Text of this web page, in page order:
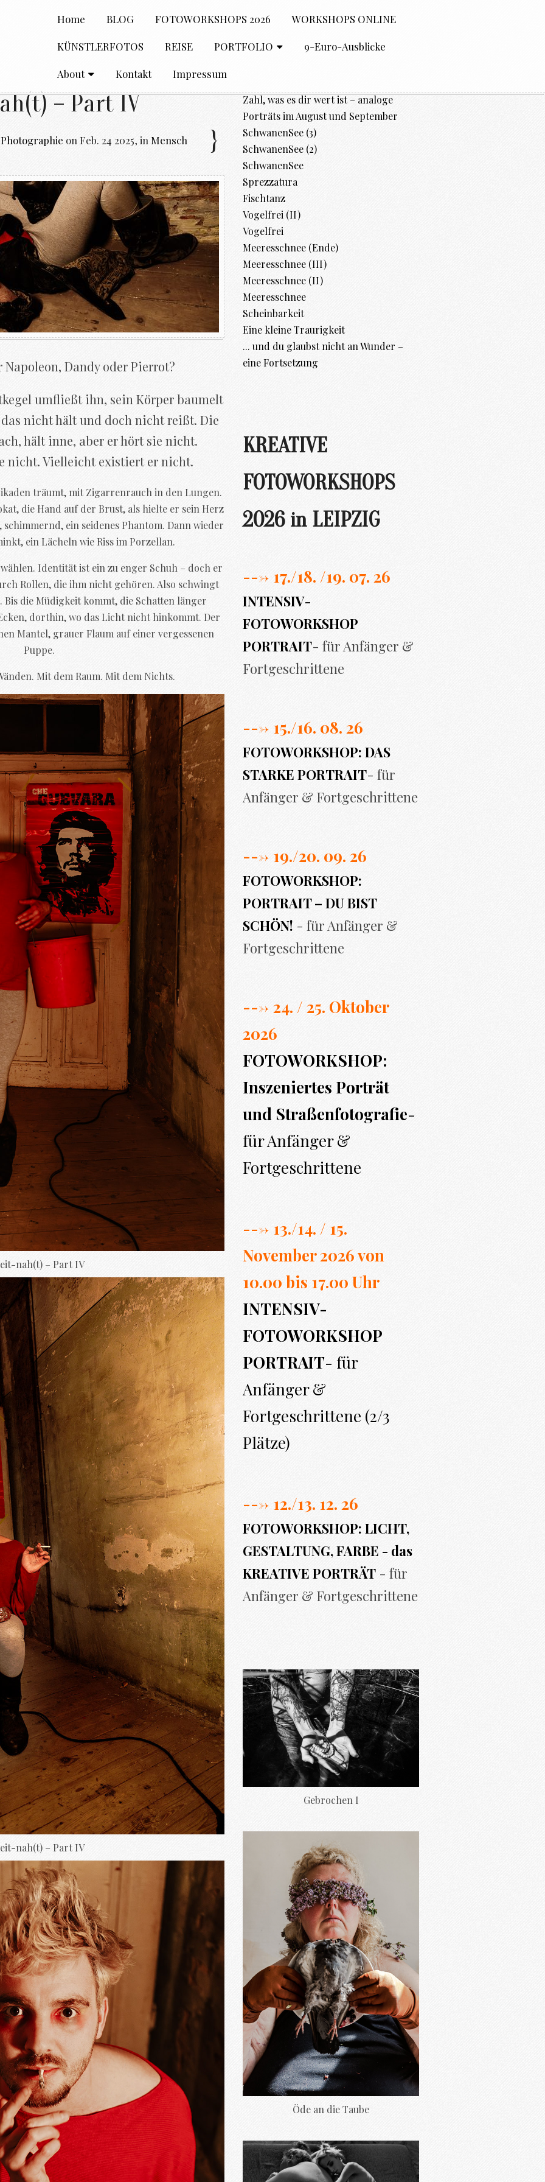
Home BLOG FOTOWORKSHOPS 2026 WORKSHOPS ONLINE
KÜNSTLERFOTOS REISE PORTFOLIO 9-Euro-Ausblicke
About Kontakt Impressum
– Part IV
on Feb. 24 2025, in Mensch
Napoleon, Dandy oder Pierrot?
umfließt ihn, sein Körper baumelt
nicht hält und doch nicht reißt. Die
hält inne, aber er hört sie nicht.
nicht. Vielleicht existiert er nicht.
träumt, mit Zigarrenrauch in den Lungen.
die Hand auf der Brust, als hielte er sein Herz
ein seidenes Phantom. Dann wieder
ein Lächeln wie Riss im Porzellan.
Identität ist ein zu enger Schuh – doch er
Rollen, die ihm nicht gehören. Also schwingt
Bis die Müdigkeit kommt, die Schatten länger
dorthin, wo das Licht nicht hinkommt. Der
Mantel, grauer Flaum auf einer vergessenen
Puppe.
Mit dem Raum. Mit dem Nichts.
nah(t) – Part IV
nah(t) – Part IV
Zahl, was es dir wert ist – analoge
Porträts im August und September
SchwanenSee (3)
SchwanenSee (2)
SchwanenSee
Sprezzatura
Fischtanz
Vogelfrei (II)
Vogelfrei
Meeresschnee (Ende)
Meeresschnee (III)
Meeresschnee (II)
Meeresschnee
Scheinbarkeit
Eine kleine Traurigkeit
... und du glaubst nicht an Wunder –
eine Fortsetzung
KREATIVE
FOTOWORKSHOPS
2026 in LEIPZIG
---> 17./18. /19. 07. 26
INTENSIV-
FOTOWORKSHOP
PORTRAIT- für Anfänger &
Fortgeschrittene
---> 15./16. 08. 26
FOTOWORKSHOP: DAS
STARKE PORTRAIT- für
Anfänger & Fortgeschrittene
---> 19./20. 09. 26
FOTOWORKSHOP:
PORTRAIT – DU BIST
SCHÖN! - für Anfänger &
Fortgeschrittene
---> 24. / 25. Oktober
2026
FOTOWORKSHOP:
Inszeniertes Porträt
und Straßenfotografie-
für Anfänger &
Fortgeschrittene
---> 13./14. / 15.
November 2026 von
10.00 bis 17.00 Uhr
INTENSIV-
FOTOWORKSHOP
PORTRAIT- für
Anfänger &
Fortgeschrittene (2/3
Plätze)
---> 12./13. 12. 26
FOTOWORKSHOP: LICHT,
GESTALTUNG, FARBE - das
KREATIVE PORTRÄT - für
Anfänger & Fortgeschrittene
Gebrochen I
Öde an die Taube